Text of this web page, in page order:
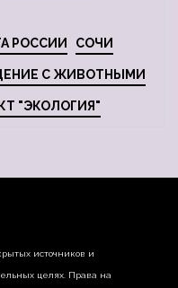
РОССИИ СОЧИ
С ЖИВОТНЫМИ
"ЭКОЛОГИЯ"
источников и
целях. Права на